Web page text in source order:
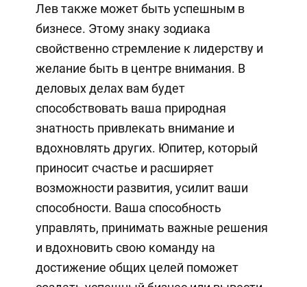
Лев также может быть успешным в
бизнесе. Этому знаку зодиака
свойственно стремление к лидерству и
желание быть в центре внимания. В
деловых делах вам будет
способствовать ваша природная
знатность привлекать внимание и
вдохновлять других. Юпитер, который
приносит счастье и расширяет
возможности развития, усилит ваши
способности. Ваша способность
управлять, принимать важные решения
и вдохновить свою команду на
достижение общих целей поможет